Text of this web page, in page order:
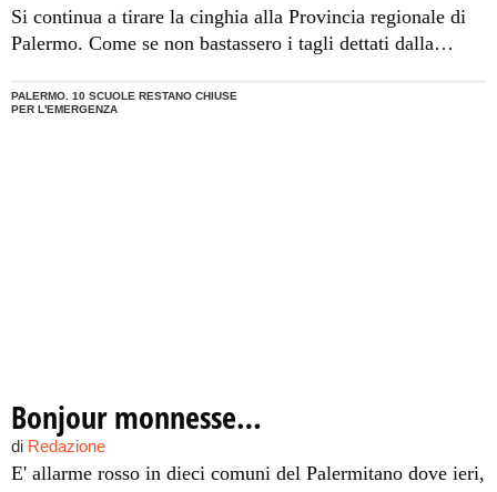
Si continua a tirare la cinghia alla Provincia regionale di
Palermo. Come se non bastassero i tagli dettati dalla
provinciali per 16 milioni di euro nel 2011 e 26 milioni
PALERMO. 10 SCUOLE RESTANO CHIUSE
PER L'EMERGENZA
Bonjour monnesse…
di Redazione
E' allarme rosso in dieci comuni del Palermitano dove ieri,